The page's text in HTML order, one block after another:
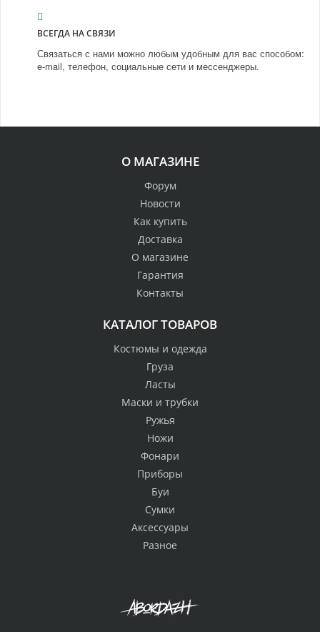
ВСЕГДА НА СВЯЗИ
Связаться с нами можно любым удобным для вас способом:
e-mail, телефон, социальные сети и мессенджеры.
О МАГАЗИНЕ
Форум
Новости
Как купить
Доставка
О магазине
Гарантия
Контакты
КАТАЛОГ ТОВАРОВ
Костюмы и одежда
Груза
Ласты
Маски и трубки
Ружья
Ножи
Фонари
Приборы
Буи
Сумки
Аксессуары
Разное